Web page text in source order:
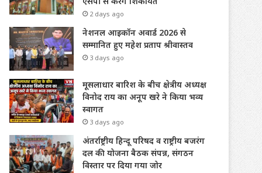
2 days ago
नेशनल आइकॉन अवार्ड 2026 से
सम्मानित हुए महेश प्रताप श्रीवास्तव
3 days ago
मूसलाधार बारिश के बीच क्षेत्रीय अध्यक्ष
विनोद राय का अनूप खरे ने किया भव्य
स्वागत
3 days ago
अंतर्राष्ट्रीय हिन्दू परिषद व राष्ट्रीय बजरंग
दल की योजना बैठक संपन्न, संगठन
विस्तार पर दिया गया जोर